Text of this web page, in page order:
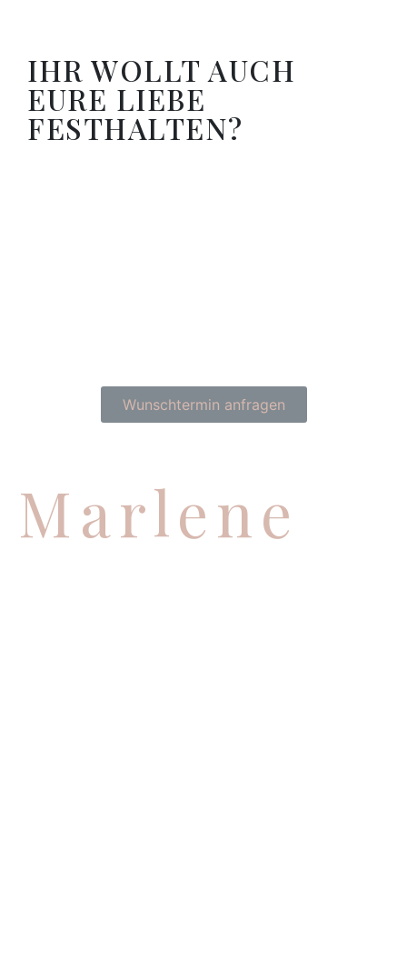
IHR WOLLT AUCH
EURE LIEBE
FESTHALTEN?
Wunschtermin anfragen
Marlene